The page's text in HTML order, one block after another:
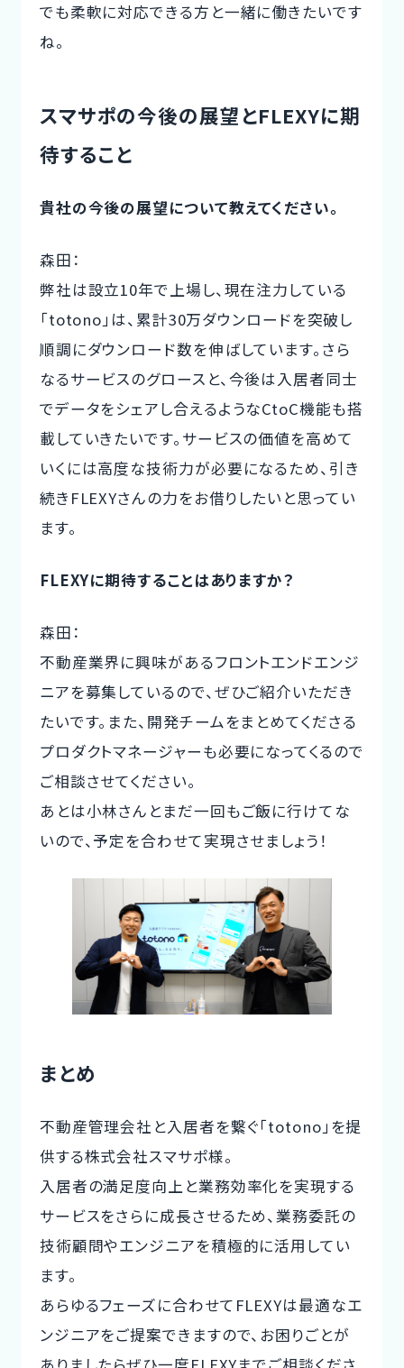
でも柔軟に対応できる方と一緒に働きたいです
ね。
スマサポの今後の展望とFLEXYに期
待すること
貴社の今後の展望について教えてください。
森田：
弊社は設立10年で上場し、現在注力している
「totono」は、累計30万ダウンロードを突破し
順調にダウンロード数を伸ばしています。さら
なるサービスのグロースと、今後は入居者同士
でデータをシェアし合えるようなCtoC機能も搭
載していきたいです。サービスの価値を高めて
いくには高度な技術力が必要になるため、引き
続きFLEXYさんの力をお借りしたいと思ってい
ます。
FLEXYに期待することはありますか？
森田：
不動産業界に興味があるフロントエンドエンジ
ニアを募集しているので、ぜひご紹介いただき
たいです。また、開発チームをまとめてくださる
プロダクトマネージャーも必要になってくるので
ご相談させてください。
あとは小林さんとまだ一回もご飯に行けてな
いので、予定を合わせて実現させましょう！
まとめ
不動産管理会社と入居者を繋ぐ「totono」を提
供する株式会社スマサポ様。
入居者の満足度向上と業務効率化を実現する
サービスをさらに成長させるため、業務委託の
技術顧問やエンジニアを積極的に活用してい
ます。
あらゆるフェーズに合わせてFLEXYは最適なエ
ンジニアをご提案できますので、お困りごとが